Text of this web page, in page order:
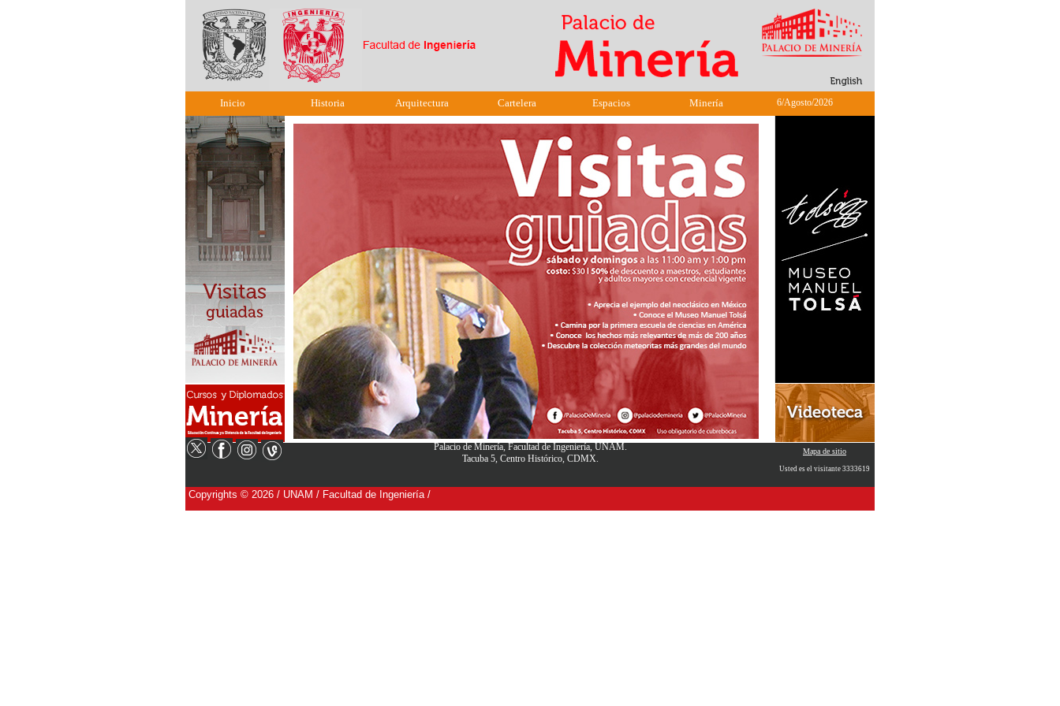
Inicio Historia Arquitectura Cartelera Espacios Minería 6/Agosto/2026
Mapa de sitio
Usted es el visitante 3333619
Palacio de Minería, Facultad de Ingeniería, UNAM.
Tacuba 5, Centro Histórico, CDMX.
Copyrights © 2026 / UNAM / Facultad de Ingeniería /